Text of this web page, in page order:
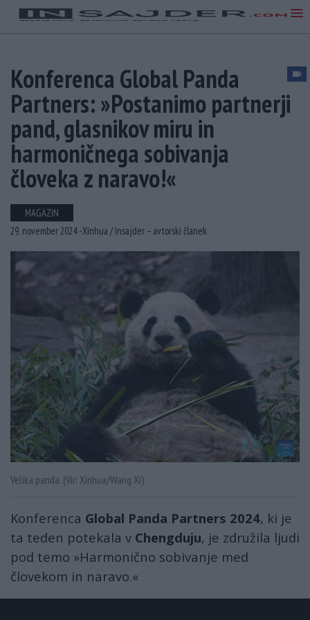
Konferenca Global Panda
Partners: »Postanimo partnerji
pand, glasnikov miru in
harmoničnega sobivanja
človeka z naravo!«
MAGAZIN
29. november 2024 -Xinhua /Insajder – avtorski članek
Velika panda. (Vir: Xinhua/Wang Xi)
Konferenca Global Panda Partners 2024, ki je
ta teden potekala v Chengduju, je združila ljudi
pod temo »Harmonično sobivanje med
človekom in naravo.«